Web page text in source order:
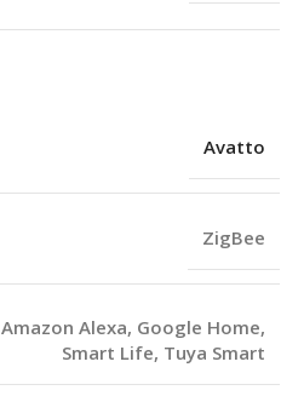
Avatto
ZigBee
Amazon Alexa, Google Home,
Smart Life, Tuya Smart